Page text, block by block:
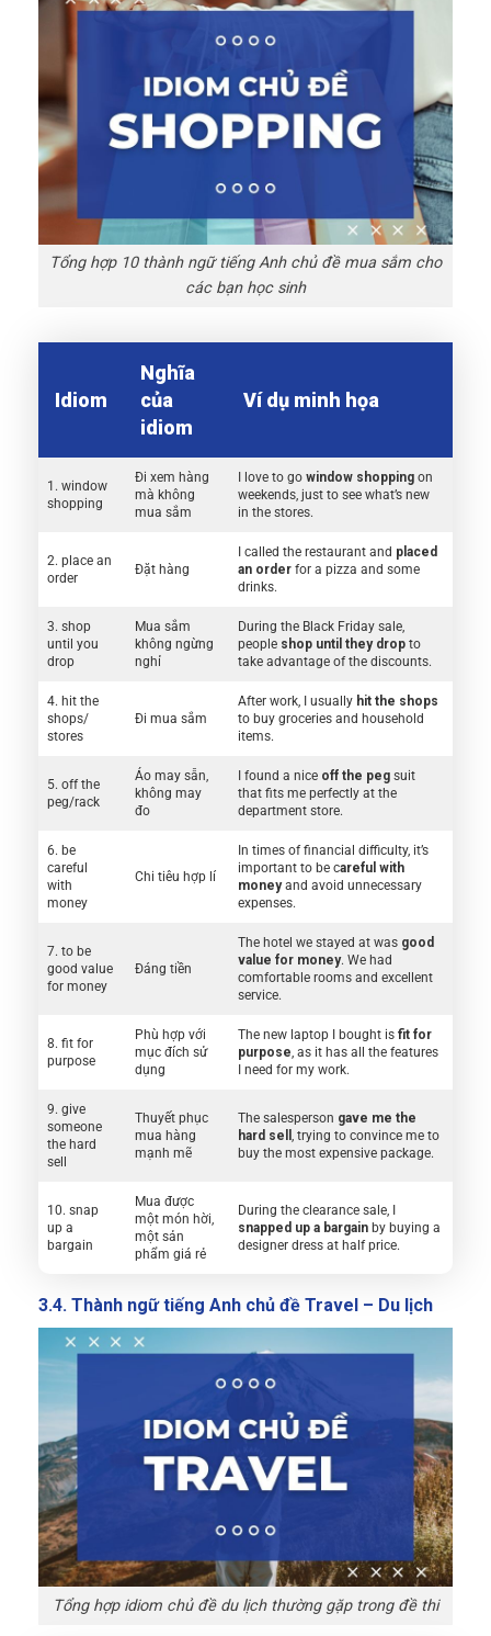
Tổng hợp 10 thành ngữ tiếng Anh chủ đề mua sắm cho
các bạn học sinh
Idiom
Nghĩa
của
idiom
Ví dụ minh họa
1. window
shopping
Đi xem hàng
mà không
mua sắm
I love to go window shopping on
weekends, just to see what’s new
in the stores.
2. place an
order
Đặt hàng
I called the restaurant and placed
an order for a pizza and some
drinks.
3. shop
until you
drop
Mua sắm
không ngừng
nghỉ
During the Black Friday sale,
people shop until they drop to
take advantage of the discounts.
4. hit the
shops/
stores
Đi mua sắm
After work, I usually hit the shops
to buy groceries and household
items.
5. off the
peg/rack
Áo may sẵn,
không may
đo
I found a nice off the peg suit
that fits me perfectly at the
department store.
6. be
careful
with
money
Chi tiêu hợp lí
In times of financial difficulty, it’s
important to be careful with
moneyand avoid unnecessary
expenses.
7. to be
good value
for money
Đáng tiền
The hotel we stayed at was good
value for money. We had
comfortable rooms and excellent
service.
8. fit for
purpose
Phù hợp với
mục đích sử
dụng
The new laptop I bought is fit for
purpose, as it has all the features
I need for my work.
9. give
someone
the hard
sell
Thuyết phục
mua hàng
mạnh mẽ
The salesperson gave me the
hard sell , trying to convince me to
buy the most expensive package.
10. snap
up a
bargain
Mua được
một món hời,
một sản
phẩm giá rẻ
During the clearance sale, I
snapped up a bargain by buying a
designer dress at half price.
3.4. Thành ngữ tiếng Anh chủ đề Travel – Du lịch
Tổng hợp idiom chủ đề du lịch thường gặp trong đề thi